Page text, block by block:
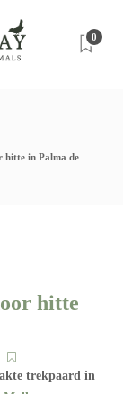
0
hitte in Palma de
hitte
trekpaard in